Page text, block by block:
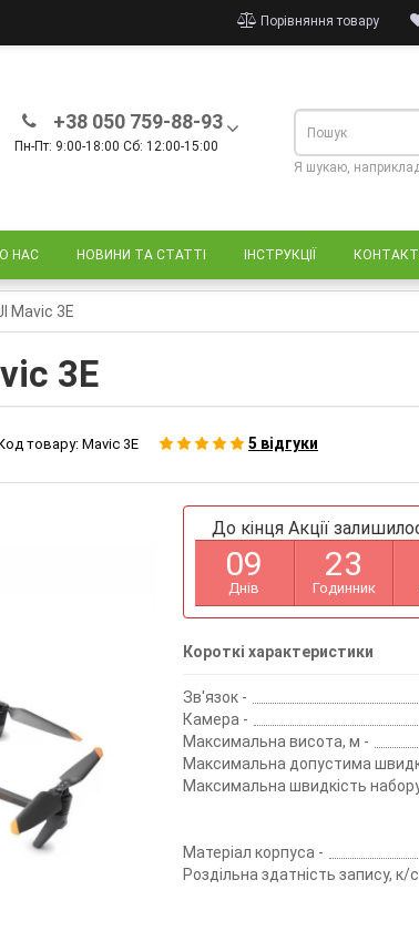
Порівняння товару
+38 050 759-88-93
Пн-Пт: 9:00-18:00 Сб: 12:00-15:00
Я шукаю,
НАС НОВИНИ ТА СТАТТІ ІНСТРУКЦІЇ
Mavic 3E
3E
товару: Mavic 3E 5 відгуки
До кінця Акції
09
Днів
23
Годинник
Короткі характеристики
Зв'язок -
Камера -
Максимальна висота, м -
Максимальна допустима
Максимальна швидкість
Матеріал корпуса -
Роздільна здатність запису, к/